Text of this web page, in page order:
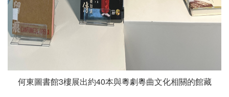
何東圖書館3樓展出約40本與粵劇粵曲文化相關的館藏